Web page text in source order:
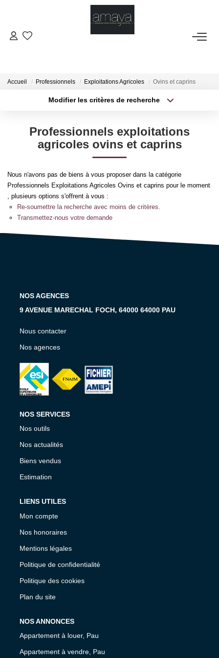
GESTION
NOS AGENCES
Notre Équipe
Notre Expertise
CONTACT
Accueil Professionnels Exploitations Agricoles Ovins et caprins
Modifier les critères de recherche
Sélectionnez...
Type de bien
Surface min
Créer une alerte
Professionnels exploitations
agricoles ovins et caprins
Nous n'avons pas de biens à vous proposer dans la catégorie
Professionnels Exploitations Agricoles Ovins et caprins pour le moment
, plusieurs options s'offrent à vous :
Re-soumettre la recherche avec moins de critères.
Transmettez-nous votre demande
NOS AGENCES
9 AVENUE MARECHAL FOCH, 64000 64000 PAU
Nous contacter
Nos agences
NOS SERVICES
Nos outils
Nos actualités
Biens vendus
Estimation
LIENS UTILES
Mon compte
Nos honoraires
Mentions légales
Politique de confidentialité
Politique des cookies
Plan du site
NOS ANNONCES
Appartement à louer, Pau
Appartement à vendre, Pau